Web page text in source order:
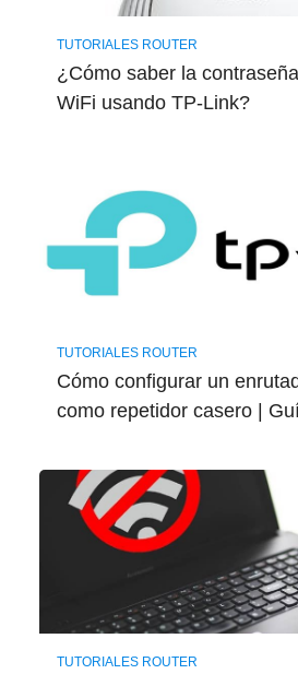
TUTORIALES ROUTER
¿Cómo saber la
WiFi usando TP-Link?
TUTORIALES ROUTER
Cómo configurar un
como repetidor casero |
TUTORIALES ROUTER